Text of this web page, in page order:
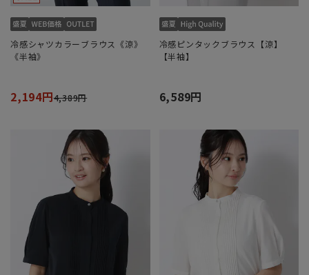
冷感シャツカラーブラウス《涼》
《半袖》
2,194円4,389円
冷感ピンタックブラウス【涼】
【半袖】
6,589円